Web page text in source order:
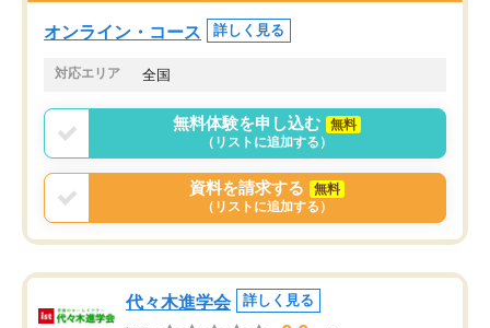
オンライン・コース 詳しく見る
対応エリア 全国
無料体験を申し込む
無料
（リストに追加する）
資料を請求する
無料
（リストに追加する）
代々木進学会 詳しく見る